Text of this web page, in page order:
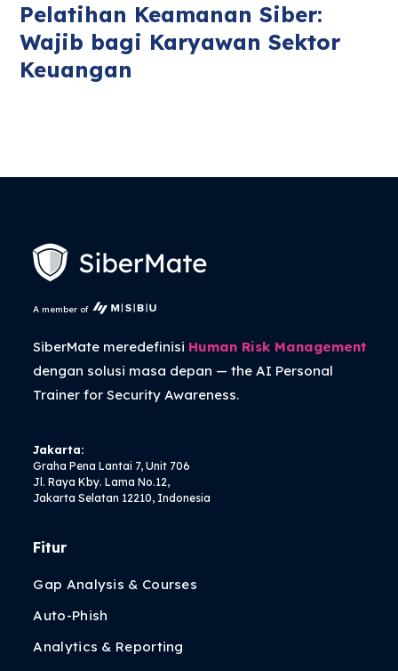
Pelatihan Keamanan Siber:
Wajib bagi Karyawan Sektor
Keuangan
A member of
SiberMate meredefinisi Human Risk Management
dengan solusi masa depan — theAI Personal
Trainerfor Security Awareness.
Jakarta:
Graha Pena Lantai 7, Unit 706
Jl. Raya Kby. Lama No.12,
Jakarta Selatan 12210, Indonesia
Fitur
Gap Analysis & Courses
Auto-Phish
Analytics & Reporting